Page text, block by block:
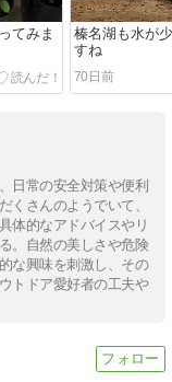
てみま
榛名湖も水が
すね
70日前
日常の安全対策や便利
くさんのようでいて、
体的なアドバイスやリ
。自然の美しさや危険
な興味を刺激し、その
トドア愛好者の工夫や